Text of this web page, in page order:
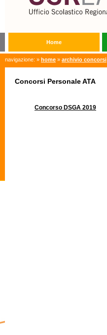
Home
navigazione: » home » archivio concorsi
Concorsi Personale ATA
Concorso DSGA 2019